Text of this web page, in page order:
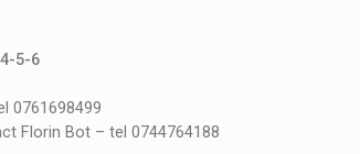
5-6
0761698499
Florin Bot – tel 0744764188